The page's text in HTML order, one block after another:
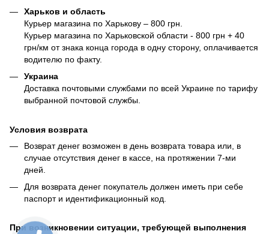
Харьков и область
Курьер магазина по Харькову – 800 грн.
Курьер магазина по Харьковской области - 800 грн + 40
грн/км от знака конца города в одну сторону, оплачивается
водителю по факту.
Украина
Доставка почтовыми службами по всей Украине по тарифу
выбранной почтовой службы.
Условия возврата
Возврат денег возможен в день возврата товара или, в
случае отсутствия денег в кассе, на протяжении 7-ми
дней.
Для возврата денег покупатель должен иметь при себе
паспорт и идентификационный код.
При возникновении ситуации, требующей выполнения